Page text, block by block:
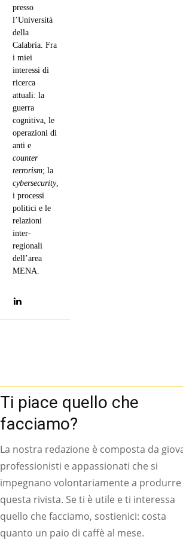
presso
l’Università
della
Calabria. Fra
i miei
interessi di
ricerca
attuali: la
guerra
cognitiva, le
operazioni di
anti e
counter
terrorism; la
cybersecurity,
i processi
politici e le
relazioni
inter-
regionali
dell’area
MENA.
Ti piace quello che
facciamo?
La nostra redazione è composta da
professionisti e appassionati che si
impegnano volontariamente a produrre
questa rivista. Se ti è utile e ti interessa
quello che facciamo, sostienici: costa
quanto un paio di caffè al mese.